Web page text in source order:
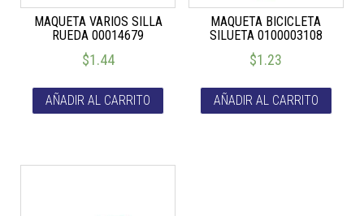
MAQUETA VARIOS SILLA
RUEDA 00014679
$1.44
AÑADIR AL CARRITO
MAQUETA BICICLETA
SILUETA 0100003108
$1.23
AÑADIR AL CARRITO